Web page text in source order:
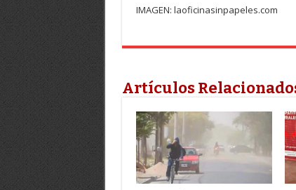
IMAGEN: laoficinasinpapeles.com
Artículos